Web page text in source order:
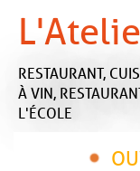
RESTAURANT,
À VIN,
L'ÉCOLE